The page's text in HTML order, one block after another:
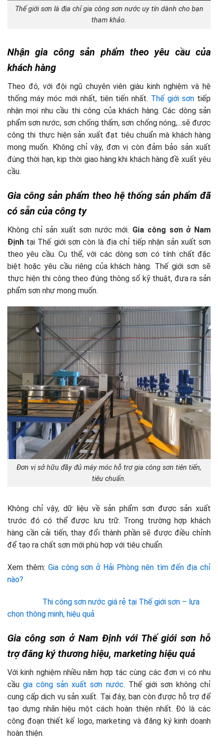
Thế giới sơn là địa chỉ gia công sơn nước uy tín dành cho bạn
tham khảo.
Nhận gia công sản phẩm theo yêu cầu của
khách hàng
Theo đó, với đội ngũ chuyên viên giàu kinh nghiệm và hệ
thống máy móc mới nhất, tiên tiến nhất. Thế giới sơn tiếp
nhận mọi nhu cầu thi công của khách hàng. Các dòng sản
phẩm sơn nước, sơn chống thấm, sơn chống nóng,…sẽ được
công thi thực hiện sản xuất đạt tiêu chuẩn mà khách hàng
mong muốn. Không chỉ vậy, đơn vị còn đảm bảo sản xuất
đúng thời hạn, kịp thời giao hàng khi khách hàng đề xuất yêu
cầu.
Gia công sản phẩm theo hệ thống sản phẩm đã
có sẵn của công ty
Không chỉ sản xuất sơn nước mới. Gia công sơn ở Nam
Định tại Thế giới sơn còn là địa chỉ tiếp nhận sản xuất sơn
theo yêu cầu. Cụ thể, với các dòng sơn có tính chất đặc
biệt hoặc yêu cầu riêng của khách hàng. Thế giới sơn sẽ
thực hiện thi công theo đúng thông số kỹ thuật, đưa ra sản
phẩm sơn như mong muốn.
Đơn vị sở hữu đầy đủ máy móc hỗ trợ gia công sơn tiên tiến,
tiêu chuẩn.
Không chỉ vậy, dữ liệu về sản phẩm sơn được sản xuất
trước đó có thể được lưu trữ. Trong trường hợp khách
hàng cần cải tiến, thay đổi thành phần sẽ được điều chỉnh
để tạo ra chất sơn mới phù hợp với tiêu chuẩn.
Xem thêm: Gia công sơn ở Hải Phòng nên tìm đến địa chỉ
nào?
Thi công sơn nước giá rẻ tại Thế giới sơn – lựa
chọn thông minh, hiệu quả
Gia công sơn ở Nam Định với Thế giới sơn hỗ
trợ đăng ký thương hiệu, marketing hiệu quả
Với kinh nghiệm nhiều năm hợp tác cùng các đơn vị có nhu
cầugia công sản xuất sơn nước. Thế giới sơn không chỉ
cung cấp dịch vụ sản xuất. Tại đây, bạn còn được hỗ trợ để
tạo dựng nhãn hiệu một cách hoàn thiện nhất. Đó là các
công đoạn thiết kế logo, marketing và đăng ký kinh doanh
hoàn thiện.